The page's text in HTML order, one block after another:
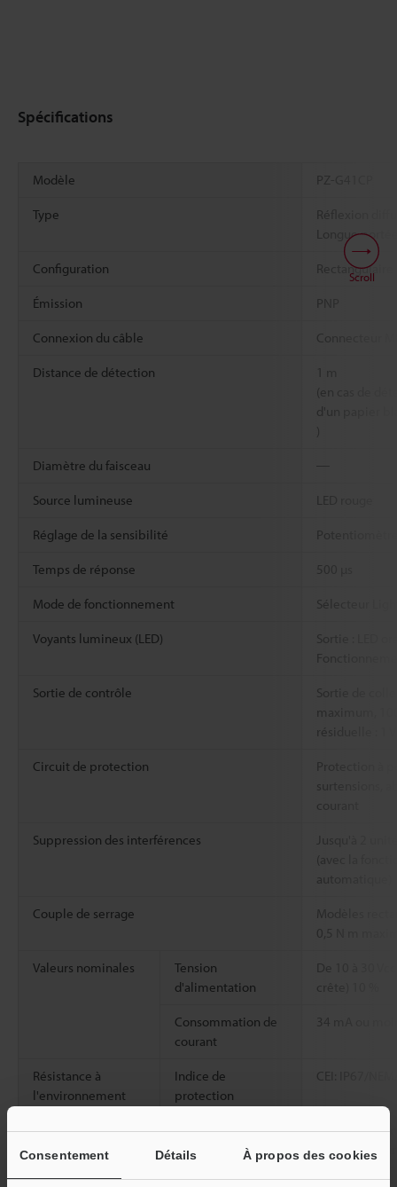
Consentement Détails À propos des cookies
Spécifications
Modèle PZ-G41CP
Type
Réflexion
Longue
Configuration Rectangulaire
Émission PNP
Connexion du câble Connecteur
Distance de détection
(en cas de
d'un papier
)
Diamètre du faisceau ―
Source lumineuse
Réglage de la sensibilité
Temps de réponse 500 µs
Mode de fonctionnement Sélecteur
Voyants lumineux (LED)
Sortie : LED
Sortie de contrôle
Sortie de
maximum,
résiduelle : 1
Circuit de protection
Protection à
surtensions,
courant
Suppression des interférences
Jusqu'à 2
(avec la
automatique)
Couple de serrage
Modèles
0,5 N m
Valeurs nominales
Tension
d'alimentation
De 10 à 30
crête) 10 %
Consommation de
courant
34 mA ou
Résistance à
l'environnement
Indice de
protection
CEI: IP67/
Lumière ambiante
Lampe à
Lumière
Température De -20 à +55
Scroll